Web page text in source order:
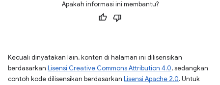
Apakah informasi ini membantu?
Kecuali dinyatakan lain, konten di halaman ini dilisensikan
berdasarkan Lisensi Creative Commons Attribution 4.0, sedangkan
contoh kode dilisensikan berdasarkan Lisensi Apache 2.0. Untuk